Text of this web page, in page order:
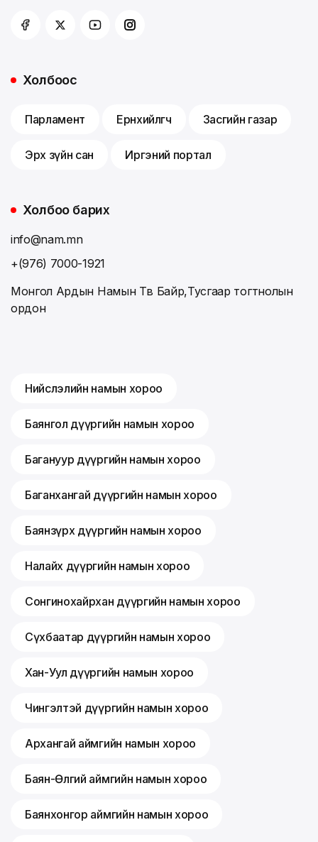
Холбоос
Парламент Ерөнхийлөгч Засгийн газар
Эрх зүйн сан Иргэний портал
Холбоо барих
info@nam.mn
+(976) 7000-1921
Монгол Ардын Намын Төв Байр,Тусгаар тогтнолын
ордон
Нийслэлийн намын хороо
Баянгол дүүргийн намын хороо
Багануур дүүргийн намын хороо
Баганхангай дүүргийн намын хороо
Баянзүрх дүүргийн намын хороо
Налайх дүүргийн намын хороо
Сонгинохайрхан дүүргийн намын хороо
Сүхбаатар дүүргийн намын хороо
Хан-Уул дүүргийн намын хороо
Чингэлтэй дүүргийн намын хороо
Архангай аймгийн намын хороо
Баян-Өлгий аймгийн намын хороо
Баянхонгор аймгийн намын хороо